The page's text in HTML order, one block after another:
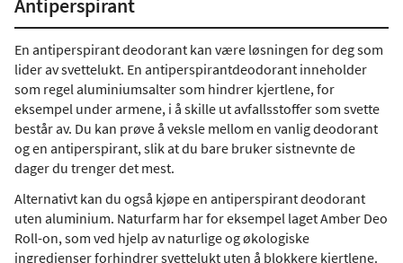
Antiperspirant
En antiperspirant deodorant kan være løsningen for deg som
lider av svettelukt. En antiperspirantdeodorant inneholder
som regel aluminiumsalter som hindrer kjertlene, for
eksempel under armene, i å skille ut avfallsstoffer som svette
består av. Du kan prøve å veksle mellom en vanlig deodorant
og en antiperspirant, slik at du bare bruker sistnevnte de
dager du trenger det mest.
Alternativt kan du også kjøpe en antiperspirant deodorant
uten aluminium. Naturfarm har for eksempel laget Amber Deo
Roll-on, som ved hjelp av naturlige og økologiske
ingredienser forhindrer svettelukt uten å blokkere kjertlene.